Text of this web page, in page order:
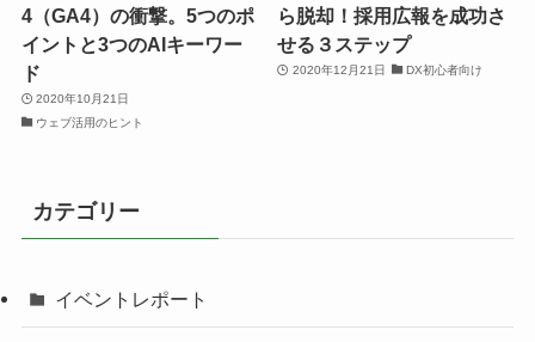
4（GA4）の衝撃。5つのポ
イントと3つのAIキーワー
ド
2020年10月21日
ウェブ活用のヒント
ら脱却！採用広報を成功さ
せる３ステップ
2020年12月21日 DX初心者向け
カテゴリー
イベントレポート